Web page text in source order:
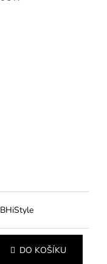
BHiStyle
DO KOŠÍKU